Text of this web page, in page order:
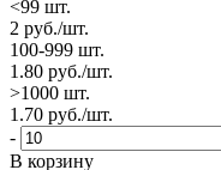
<99 шт.
2 руб./шт.
100-999 шт.
1.80 руб./шт.
>1000 шт.
1.70 руб./шт.
-
В корзину